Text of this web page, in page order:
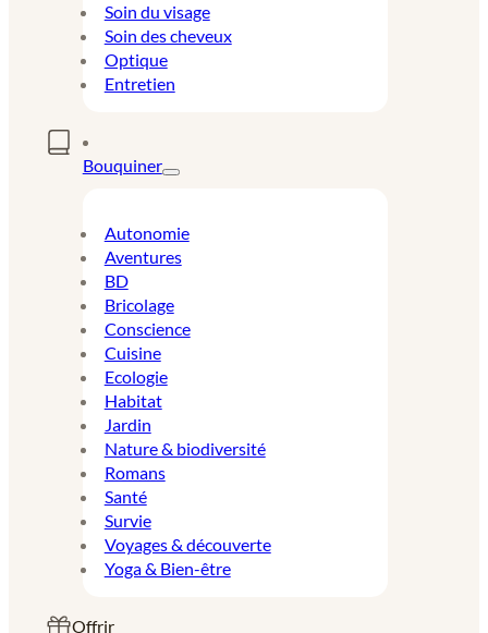
Soin du visage
Soin des cheveux
Optique
Entretien
Bouquiner
Autonomie
Aventures
BD
Bricolage
Conscience
Cuisine
Ecologie
Habitat
Jardin
Nature & biodiversité
Romans
Santé
Survie
Voyages & découverte
Yoga & Bien-être
Offrir